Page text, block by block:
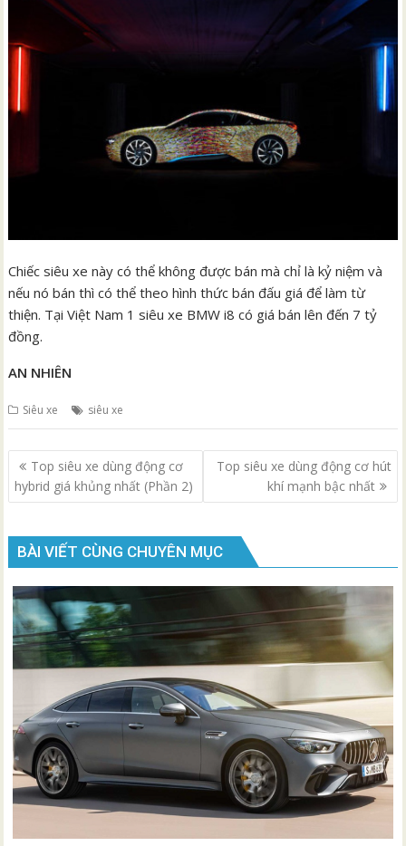
Chiếc siêu xe này có thể không được bán mà chỉ là kỷ niệm và
nếu nó bán thì có thể theo hình thức bán đấu giá để làm từ
thiện. Tại Việt Nam 1 siêu xe BMW i8 có giá bán lên đến 7 tỷ
đồng.
AN NHIÊN
Siêu xe siêu xe
Điều
hướng
bài
viết
Top siêu xe dùng động cơ
hybrid giá khủng nhất (Phần 2)
Top siêu xe dùng động cơ hút
khí mạnh bậc nhất
BÀI VIẾT CÙNG CHUYÊN MỤC